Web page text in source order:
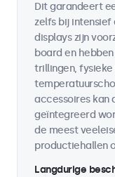
Dit garandeert
zelfs bij intensief
displays zijn
board en
trillingen,
accessoires kan
geïntegreerd
de meest
productiehallen
Langdurige